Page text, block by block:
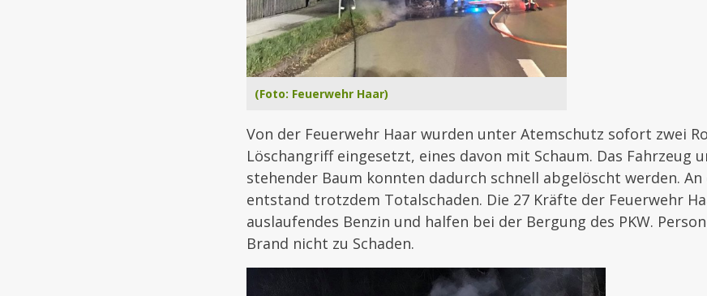
(Foto: Feuerwehr Haar)
Von der Feuerwehr Haar wurden unter Atemschutz sofort zwei
Löschangriff eingesetzt, eines davon mit Schaum. Das Fahrzeug
stehender Baum konnten dadurch schnell abgelöscht werden. An
entstand trotzdem Totalschaden. Die 27 Kräfte der Feuerwehr
auslaufendes Benzin und halfen bei der Bergung des PKW.
Brand nicht zu Schaden.